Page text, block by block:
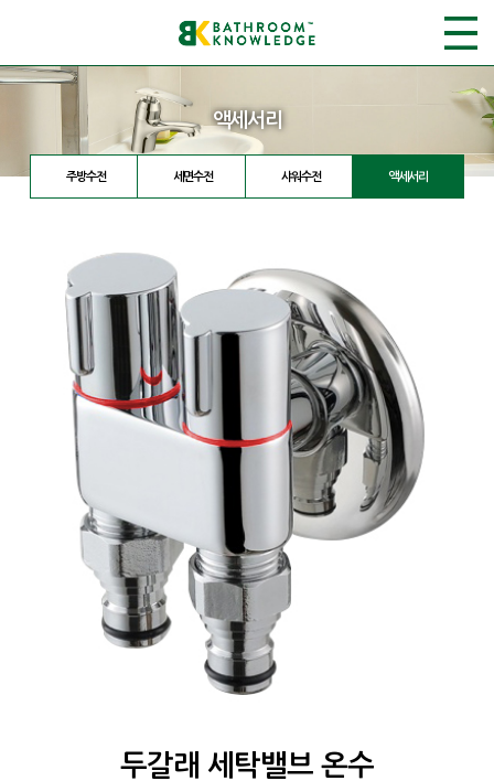
액세서리
주방수전 세면수전 샤워수전 액세서리
두갈래 세탁밸브 온수